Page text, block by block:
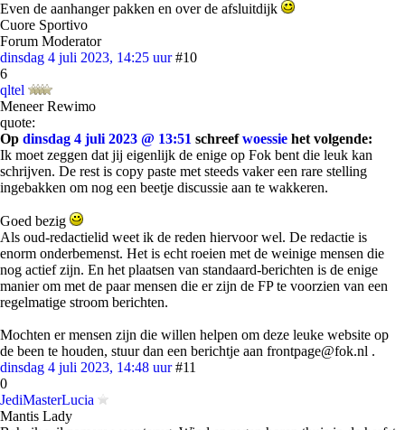
Even de aanhanger pakken en over de afsluitdijk
Cuore Sportivo
Forum Moderator
dinsdag 4 juli 2023, 14:25 uur #10
6
qltel
Meneer Rewimo
quote:
Op dinsdag 4 juli 2023 @ 13:51 schreefwoessie het volgende:
Ik moet zeggen dat jij eigenlijk de enige op Fok bent die leuk kan
schrijven. De rest is copy paste met steeds vaker een rare stelling
ingebakken om nog een beetje discussie aan te wakkeren.
Goed bezig
Als oud-redactielid weet ik de reden hiervoor wel. De redactie is
enorm onderbemenst. Het is echt roeien met de weinige mensen die
nog actief zijn. En het plaatsen van standaard-berichten is de enige
manier om met de paar mensen die er zijn de FP te voorzien van een
regelmatige stroom berichten.
Mochten er mensen zijn die willen helpen om deze leuke website op
de been te houden, stuur dan een berichtje aan frontpage@fok.nl .
dinsdag 4 juli 2023, 14:48 uur #11
0
JediMasterLucia
Mantis Lady